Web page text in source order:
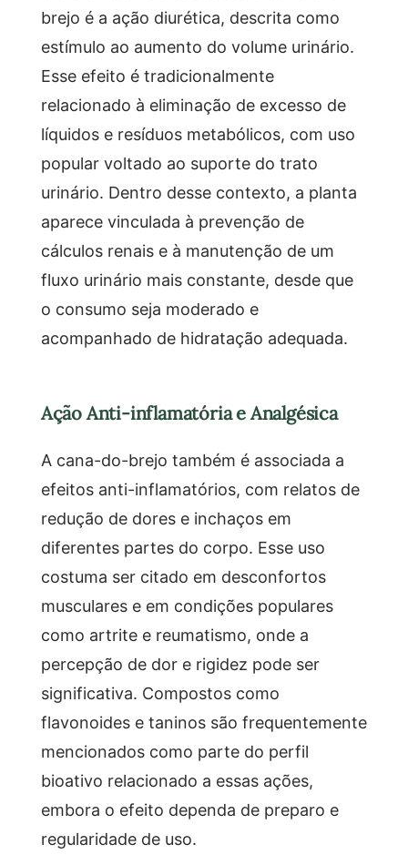
brejo é a ação diurética, descrita como
estímulo ao aumento do volume urinário.
Esse efeito é tradicionalmente
relacionado à eliminação de excesso de
líquidos e resíduos metabólicos, com uso
popular voltado ao suporte do trato
urinário. Dentro desse contexto, a planta
aparece vinculada à prevenção de
cálculos renais e à manutenção de um
fluxo urinário mais constante, desde que
o consumo seja moderado e
acompanhado de hidratação adequada.
Ação Anti-inflamatória e Analgésica
A cana-do-brejo também é associada a
efeitos anti-inflamatórios, com relatos de
redução de dores e inchaços em
diferentes partes do corpo. Esse uso
costuma ser citado em desconfortos
musculares e em condições populares
como artrite e reumatismo, onde a
percepção de dor e rigidez pode ser
significativa. Compostos como
flavonoides e taninos são frequentemente
mencionados como parte do perfil
bioativo relacionado a essas ações,
embora o efeito dependa de preparo e
regularidade de uso.